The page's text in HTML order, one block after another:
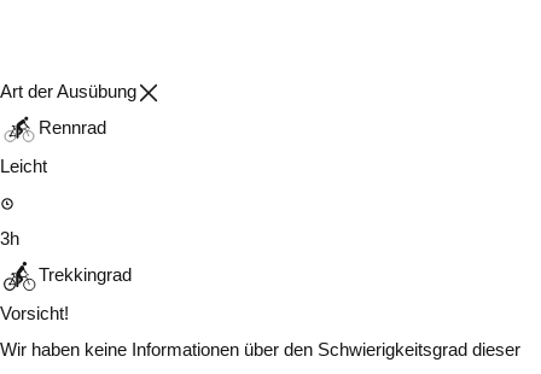
Art der Ausübung
Rennrad
Leicht
3h
Trekkingrad
Vorsicht!
Wir haben keine Informationen über den Schwierigkeitsgrad dieser